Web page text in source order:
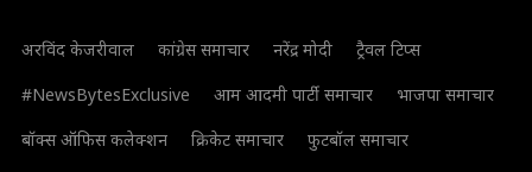
अरविंद केजरीवाल कांग्रेस समाचार नरेंद्र मोदी
ट्रैवल टिप्स
#NewsBytesExclusive
आम आदमी पार्टी समाचार
भाजपा समाचार
बॉक्स ऑफिस कलेक्शन
क्रिकेट समाचार फुटबॉल समाचार